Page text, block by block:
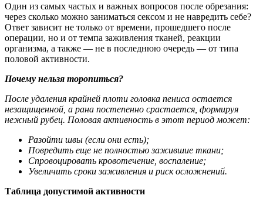
Один из самых частых и важных вопросов после обрезания:
через сколько можно заниматься сексом и не навредить себе?
Ответ зависит не только от времени, прошедшего после
операции, но и от темпа заживления тканей, реакции
организма, а также — не в последнюю очередь — от типа
половой активности.
Почему нельзя торопиться?
После удаления крайней плоти головка пениса остается
незащищенной, а рана постепенно срастается, формируя
нежный рубец. Половая активность в этот период может:
Разойти швы (если они есть);
Повредить еще не полностью зажившие ткани;
Спровоцировать кровотечение, воспаление;
Увеличить сроки заживления и риск осложнений.
Таблица допустимой активности